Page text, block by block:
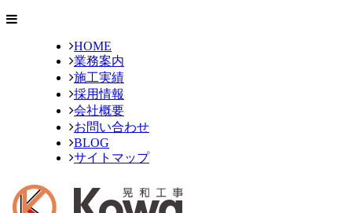
HOME
業務案内
施工実績
採用情報
会社概要
お問い合わせ
BLOG
サイトマップ